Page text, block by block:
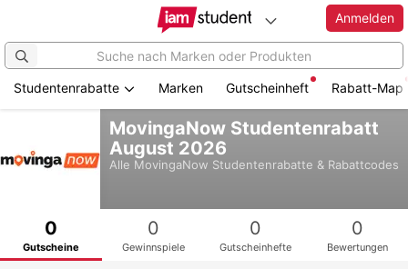
springen
Anmelden
Studentenrabatte Marken Gutscheinheft Rabatt-Map
MovingaNow Studentenrabatt
August 2026
Alle MovingaNow Studentenrabatte & Rabattcodes
0
Gutscheine
0
Gewinnspiele
0
Gutscheinhefte
0
Bewertungen